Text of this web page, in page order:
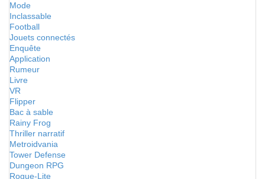
Mode
Inclassable
Football
Jouets connectés
Enquête
Application
Rumeur
Livre
VR
Flipper
Bac à sable
Rainy Frog
Thriller narratif
Metroidvania
Tower Defense
Dungeon RPG
Rogue-Lite